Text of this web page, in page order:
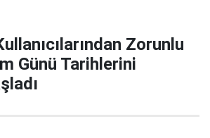
Zorunlu
Günü Tarihlerini